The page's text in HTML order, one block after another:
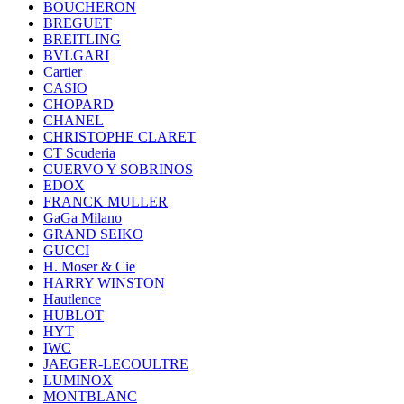
BOUCHERON
BREGUET
BREITLING
BVLGARI
Cartier
CASIO
CHOPARD
CHANEL
CHRISTOPHE CLARET
CT Scuderia
CUERVO Y SOBRINOS
EDOX
FRANCK MULLER
GaGa Milano
GRAND SEIKO
GUCCI
H. Moser & Cie
HARRY WINSTON
Hautlence
HUBLOT
HYT
IWC
JAEGER-LECOULTRE
LUMINOX
MONTBLANC